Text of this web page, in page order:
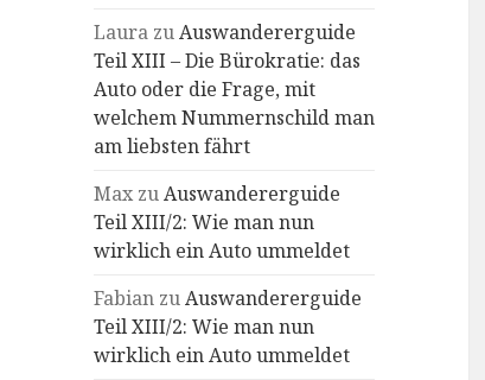
Laura zuAuswandererguide
Teil XIII – Die Bürokratie: das
Auto oder die Frage, mit
welchem Nummernschild man
am liebsten fährt
Max zuAuswandererguide
Teil XIII/2: Wie man nun
wirklich ein Auto ummeldet
Fabian zuAuswandererguide
Teil XIII/2: Wie man nun
wirklich ein Auto ummeldet